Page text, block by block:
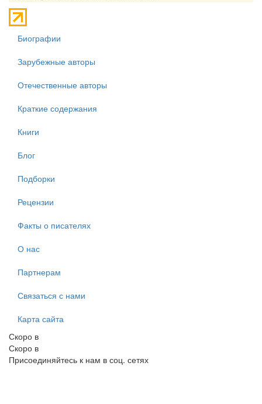
Биографии
Зарубежные авторы
Отечественные авторы
Краткие содержания
Книги
Блог
Подборки
Рецензии
Факты о писателях
О нас
Партнерам
Связаться с нами
Карта сайта
Скоро в
Скоро в
Присоединяйтесь к нам в соц. сетях